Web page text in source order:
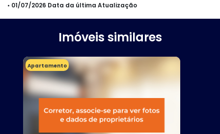
• 01/07/2026 Data da última Atualização
Imóveis similares
Apartamento